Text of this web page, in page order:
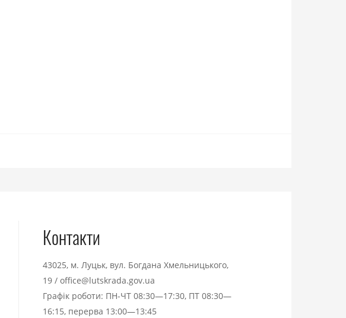
Контакти
43025, м. Луцьк, вул. Богдана Хмельницького,
19 / office@lutskrada.gov.ua
Графік роботи: ПН-ЧТ 08:30—17:30, ПТ 08:30—
16:15, перерва 13:00—13:45